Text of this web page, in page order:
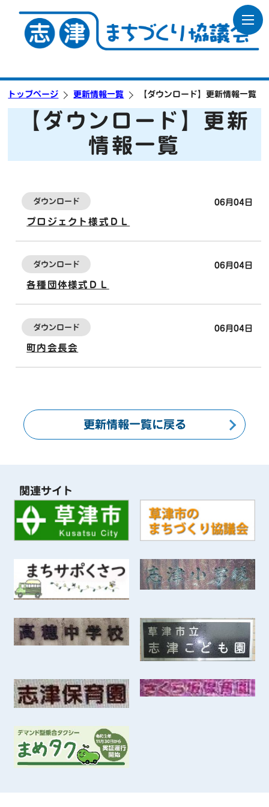
トップページ 更新情報一覧 【ダウンロード】更新情報一覧
【ダウンロード】更新
情報一覧
06月04日
ダウンロード
プロジェクト様式ＤＬ
06月04日
ダウンロード
各種団体様式ＤＬ
06月04日
ダウンロード
町内会長会
更新情報一覧に戻る
関連サイト